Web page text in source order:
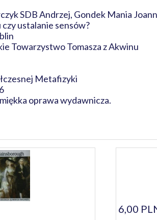
SDB Andrzej, Gondek Mania
czy ustalanie sensów?
Towarzystwo Tomasza z Akwinu
Metafizyki
oprawa wydawnicza.
6,00